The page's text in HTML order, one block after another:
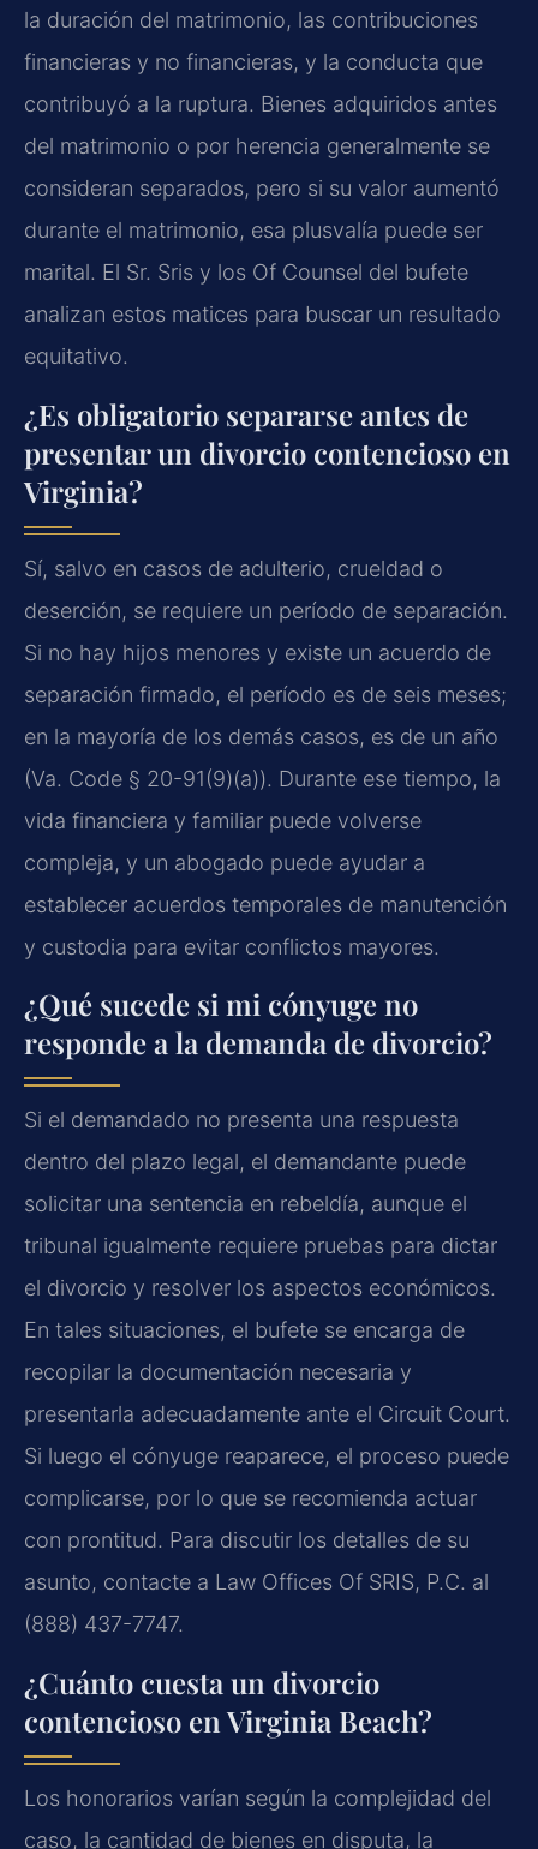
la duración del matrimonio, las contribuciones
financieras y no financieras, y la conducta que
contribuyó a la ruptura. Bienes adquiridos antes
del matrimonio o por herencia generalmente se
consideran separados, pero si su valor aumentó
durante el matrimonio, esa plusvalía puede ser
marital. El Sr. Sris y los Of Counsel del bufete
analizan estos matices para buscar un resultado
equitativo.
¿Es obligatorio separarse antes de
presentar un divorcio contencioso en
Virginia?
Sí, salvo en casos de adulterio, crueldad o
deserción, se requiere un período de separación.
Si no hay hijos menores y existe un acuerdo de
separación firmado, el período es de seis meses;
en la mayoría de los demás casos, es de un año
(Va. Code § 20-91(9)(a)). Durante ese tiempo, la
vida financiera y familiar puede volverse
compleja, y un abogado puede ayudar a
establecer acuerdos temporales de manutención
y custodia para evitar conflictos mayores.
¿Qué sucede si mi cónyuge no
responde a la demanda de divorcio?
Si el demandado no presenta una respuesta
dentro del plazo legal, el demandante puede
solicitar una sentencia en rebeldía, aunque el
tribunal igualmente requiere pruebas para dictar
el divorcio y resolver los aspectos económicos.
En tales situaciones, el bufete se encarga de
recopilar la documentación necesaria y
presentarla adecuadamente ante el Circuit Court.
Si luego el cónyuge reaparece, el proceso puede
complicarse, por lo que se recomienda actuar
con prontitud. Para discutir los detalles de su
asunto, contacte a Law Offices Of SRIS, P.C. al
(888) 437-7747.
¿Cuánto cuesta un divorcio
contencioso en Virginia Beach?
Los honorarios varían según la complejidad del
caso, la cantidad de bienes en disputa, la